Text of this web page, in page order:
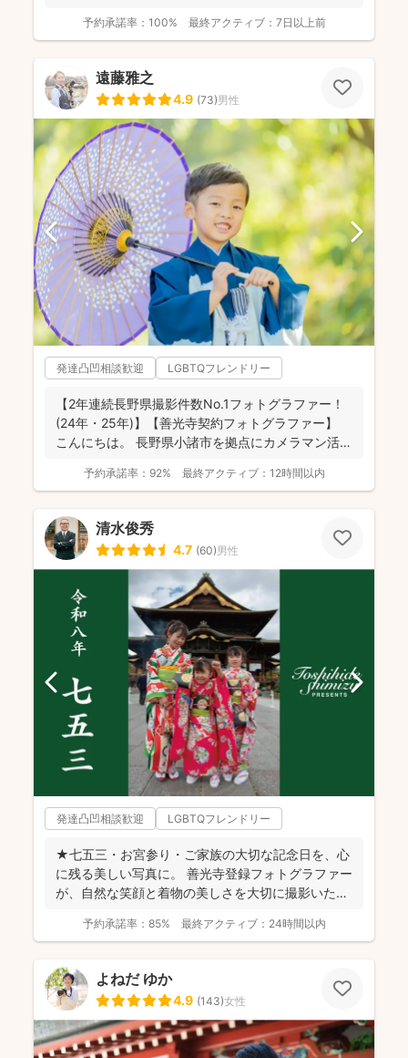
予約承諾率： 100% 最終アクティブ： 7日以上前
遠藤雅之
4.9 (73)男性
発達凸凹相談歓迎 LGBTQフレンドリー
【2年連続長野県撮影件数No.1フォトグラファー！
(24年・25年)】【善光寺契約フォトグラファー】
こんにちは。 長野県小諸市を拠点にカメラマン活
予約承諾率： 92% 最終アクティブ： 12時間以内
清水俊秀
4.7 (60)男性
発達凸凹相談歓迎 LGBTQフレンドリー
★七五三・お宮参り・ご家族の大切な記念日を、心
に残る美しい写真に。 善光寺登録フォトグラファー
が、自然な笑顔と着物の美しさを大切に撮影いたし
予約承諾率： 85% 最終アクティブ： 24時間以内
よねだ ゆか
4.9 (143)女性